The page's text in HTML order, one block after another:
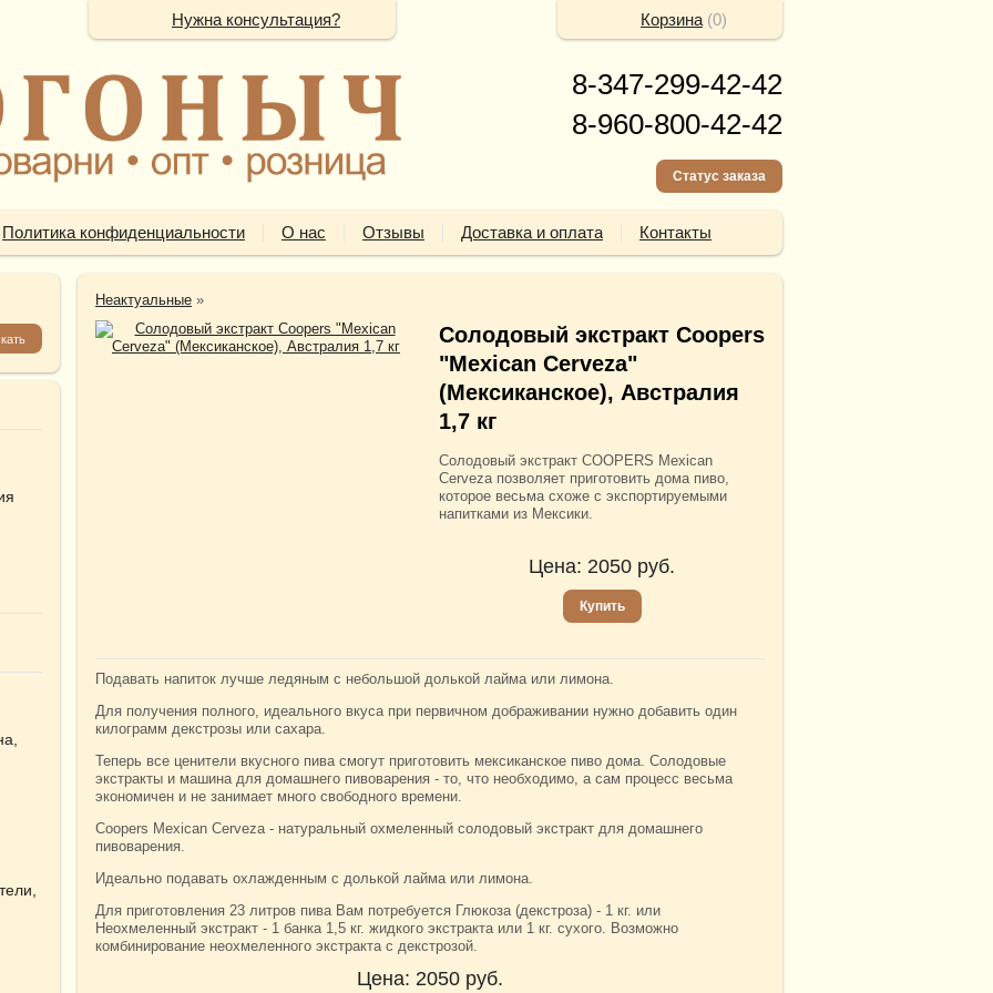
8-347-299-42-42
8-960-800-42-42
Статус заказа
Политика конфиденциальности О нас Отзывы Доставка и оплата Контакты
Неактуальные »
Солодовый экстракт Coopers
"Mexican Cerveza"
(Мексиканское), Австралия
1,7 кг
Солодовый экстракт COOPERS Mexican
Cerveza позволяет приготовить дома пиво,
которое весьма схоже с экспортируемыми
напитками из Мексики.
Цена: 2050 руб.
Купить
Подавать напиток лучше ледяным с небольшой долькой лайма или лимона.
Для получения полного, идеального вкуса при первичном дображивании нужно добавить один
килограмм декстрозы или сахара.
Теперь все ценители вкусного пива смогут приготовить мексиканское пиво дома. Солодовые
экстракты и машина для домашнего пивоварения - то, что необходимо, а сам процесс весьма
экономичен и не занимает много свободного времени.
Coopers Mexican Cerveza - натуральный охмеленный солодовый экстракт для домашнего
пивоварения.
Идеально подавать охлажденным с долькой лайма или лимона.
Для приготовления 23 литров пива Вам потребуется Глюкоза (декстроза) - 1 кг. или
Неохмеленный экстракт - 1 банка 1,5 кг. жидкого экстракта или 1 кг. сухого. Возможно
комбинирование неохмеленного экстракта с декстрозой.
Цена: 2050 руб.
Нужна консультация? Корзина (0)